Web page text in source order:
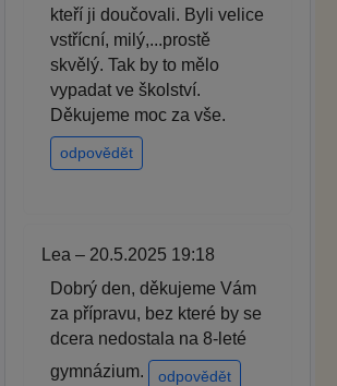
kteří ji doučovali. Byli velice
vstřícní, milý,...prostě
skvělý. Tak by to mělo
vypadat ve školství.
Děkujeme moc za vše.
odpovědět
Lea – 20.5.2025 19:18
Dobrý den, děkujeme Vám
za přípravu, bez které by se
dcera nedostala na 8-leté
gymnázium.
odpovědět